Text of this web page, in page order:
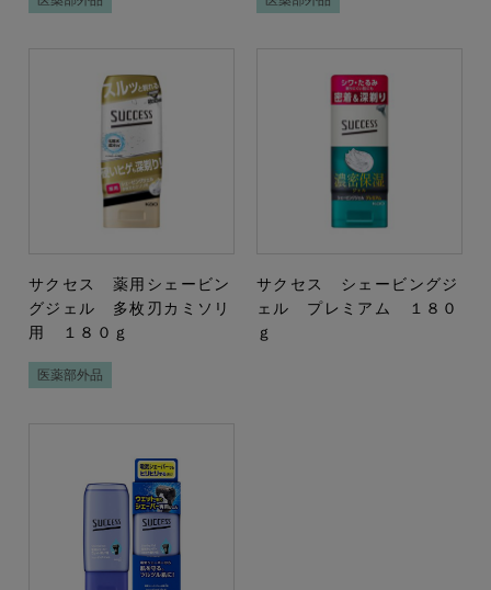
サクセス 薬用シェービン
グジェル 多枚刃カミソリ
用 １８０ｇ
医薬部外品
サクセス シェービングジ
ェル プレミアム １８０
ｇ